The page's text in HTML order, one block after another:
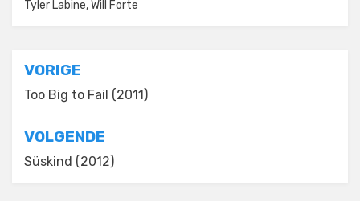
Tyler Labine,Will Forte
Bericht
navigatie
VORIGE
Too Big to Fail (2011)
VOLGENDE
Süskind (2012)